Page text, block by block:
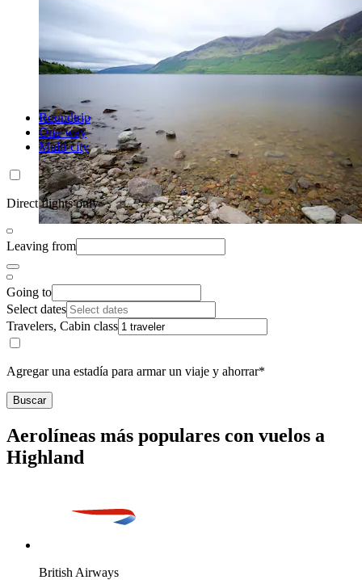
Roundtrip
One-way
Multi-city
Direct flights only
Leaving from
Going to
Select dates
Travelers, Cabin class
Agregar una estadía para armar un viaje y ahorrar*
Buscar
Aerolíneas más populares con vuelos a
Highland
British Airways